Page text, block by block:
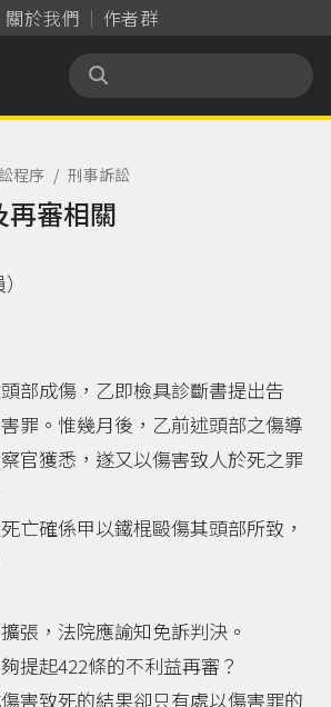
關於我們 作者群
程序 / 刑事訴訟
再審相關
部成傷，乙即檢具診斷書提出告
罪。惟幾月後，乙前述頭部之傷導
官獲悉，遂又以傷害致人於死之罪
亡確係甲以鐵棍毆傷其頭部所致，
張，法院應諭知免訴判決。
提起422條的不利益再審？
害致死的結果卻只有處以傷害罪的